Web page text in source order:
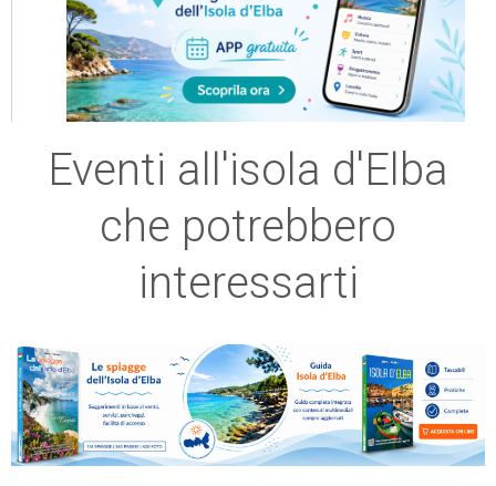
Eventi all'isola d'Elba
che potrebbero
interessarti